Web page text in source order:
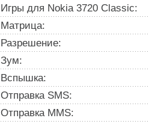
Игры для Nokia 3720 Classic:
Матрица:
Разрешение:
Зум:
Вспышка:
Отправка SMS:
Отправка MMS: